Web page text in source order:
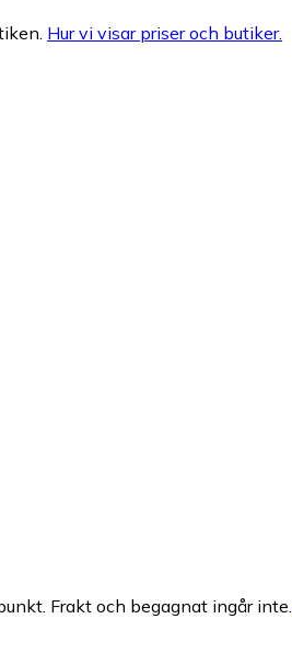
Hur vi visar priser och butiker.
Frakt och begagnat ingår inte.